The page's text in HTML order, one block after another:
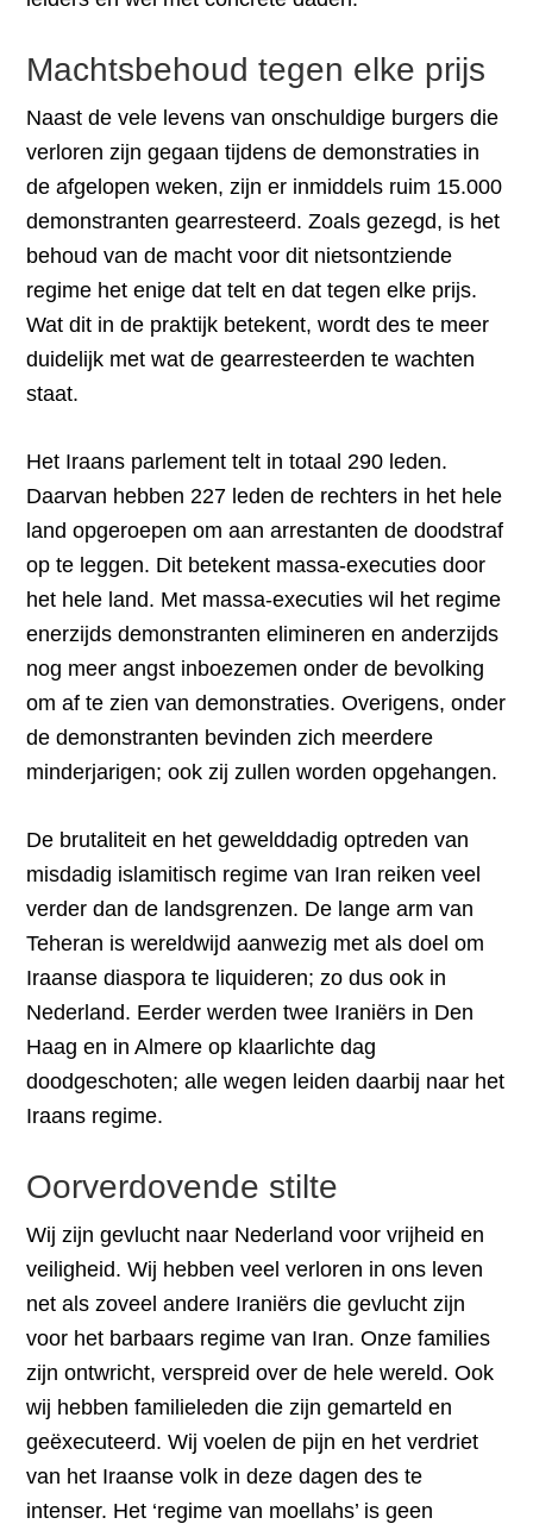
Machtsbehoud tegen elke prijs
Naast de vele levens van onschuldige burgers die
verloren zijn gegaan tijdens de demonstraties in
de afgelopen weken, zijn er inmiddels ruim 15.000
demonstranten gearresteerd. Zoals gezegd, is het
behoud van de macht voor dit nietsontziende
regime het enige dat telt en dat tegen elke prijs.
Wat dit in de praktijk betekent, wordt des te meer
duidelijk met wat de gearresteerden te wachten
staat.
Het Iraans parlement telt in totaal 290 leden.
Daarvan hebben 227 leden de rechters in het hele
land opgeroepen om aan arrestanten de doodstraf
op te leggen. Dit betekent massa-executies door
het hele land. Met massa-executies wil het regime
enerzijds demonstranten elimineren en anderzijds
nog meer angst inboezemen onder de bevolking
om af te zien van demonstraties. Overigens, onder
de demonstranten bevinden zich meerdere
minderjarigen; ook zij zullen worden opgehangen.
De brutaliteit en het gewelddadig optreden van
misdadig islamitisch regime van Iran reiken veel
verder dan de landsgrenzen. De lange arm van
Teheran is wereldwijd aanwezig met als doel om
Iraanse diaspora te liquideren; zo dus ook in
Nederland. Eerder werden twee Iraniërs in Den
Haag en in Almere op klaarlichte dag
doodgeschoten; alle wegen leiden daarbij naar het
Iraans regime.
Oorverdovende stilte
Wij zijn gevlucht naar Nederland voor vrijheid en
veiligheid. Wij hebben veel verloren in ons leven
net als zoveel andere Iraniërs die gevlucht zijn
voor het barbaars regime van Iran. Onze families
zijn ontwricht, verspreid over de hele wereld. Ook
wij hebben familieleden die zijn gemarteld en
geëxecuteerd. Wij voelen de pijn en het verdriet
van het Iraanse volk in deze dagen des te
intenser. Het ‘regime van moellahs’ is geen